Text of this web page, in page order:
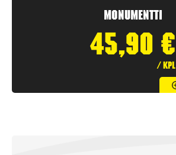
Monumentti
45,90 €
/ kpl